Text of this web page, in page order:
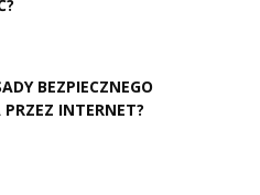
BEZPIECZNEGO
INTERNET?